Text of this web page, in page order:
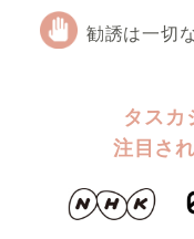
勧誘は一切
タスカ
注目さ